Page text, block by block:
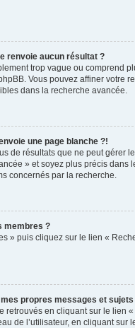
renvoie aucun résultat ?
trop vague ou comprend
Vous pouvez affiner votre
dans la recherche avancée.
une page blanche ?!
de résultats que ne peut gérer
» et soyez plus précis dans
concernés par la recherche.
membres ?
» puis cliquez sur le lien «
propres messages et sujets
retrouvés en cliquant sur le lien «
de l’utilisateur, en cliquant sur